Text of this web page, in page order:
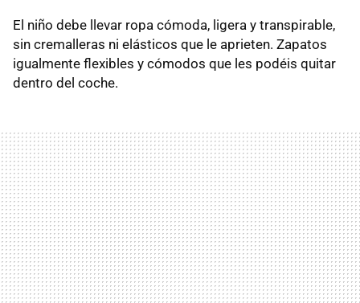
El niño debe llevar ropa cómoda, ligera y transpirable,
sin cremalleras ni elásticos que le aprieten. Zapatos
igualmente flexibles y cómodos que les podéis quitar
dentro del coche.